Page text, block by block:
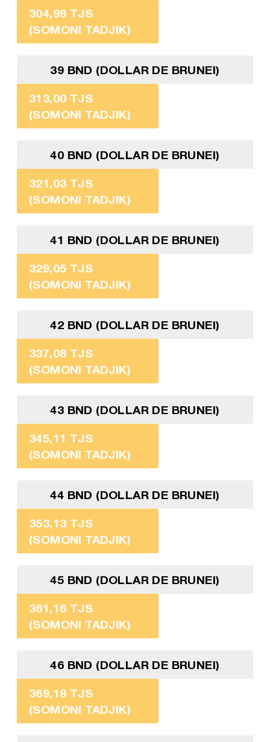
304,98 TJS
(SOMONI TADJIK)
39 BND (DOLLAR DE BRUNEI)
313,00 TJS
(SOMONI TADJIK)
40 BND (DOLLAR DE BRUNEI)
321,03 TJS
(SOMONI TADJIK)
41 BND (DOLLAR DE BRUNEI)
329,05 TJS
(SOMONI TADJIK)
42 BND (DOLLAR DE BRUNEI)
337,08 TJS
(SOMONI TADJIK)
43 BND (DOLLAR DE BRUNEI)
345,11 TJS
(SOMONI TADJIK)
44 BND (DOLLAR DE BRUNEI)
353,13 TJS
(SOMONI TADJIK)
45 BND (DOLLAR DE BRUNEI)
361,16 TJS
(SOMONI TADJIK)
46 BND (DOLLAR DE BRUNEI)
369,18 TJS
(SOMONI TADJIK)